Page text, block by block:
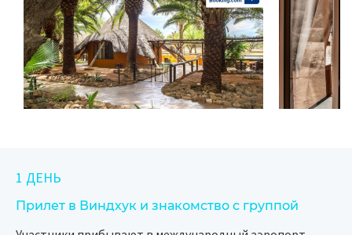
1 ДЕНЬ
Прилет в Виндхук и знакомство с группой